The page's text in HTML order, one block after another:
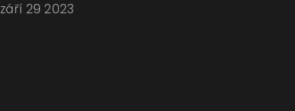
září 29 2023